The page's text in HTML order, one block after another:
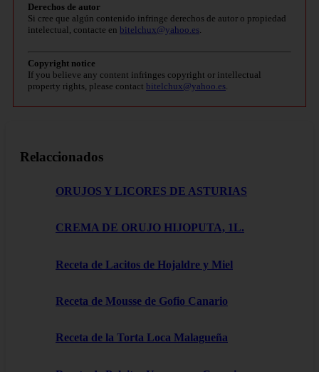
Derechos de autor
Si cree que algún contenido infringe derechos de autor o propiedad
intelectual, contacte en bitelchux@yahoo.es
Copyright notice
If you believe any content infringes copyright or intellectual
property rights, please contact bitelchux@yahoo.es
Relaccionados
ORUJOS Y LICORES DE ASTURIAS
CREMA DE ORUJO HIJOPUTA, 1L.
Receta de Lacitos de Hojaldre y Miel
Receta de Mousse de Gofio Canario
Receta de la Torta Loca Malagueña